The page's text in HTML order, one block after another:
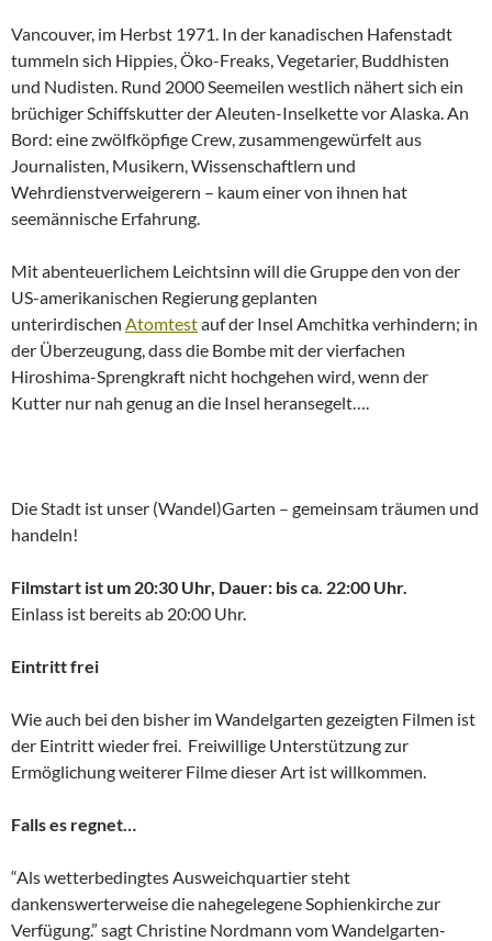
Vancouver, im Herbst 1971. In der kanadischen Hafenstadt
tummeln sich Hippies, Öko-Freaks, Vegetarier, Buddhisten
und Nudisten. Rund 2000 Seemeilen westlich nähert sich ein
brüchiger Schiffskutter der Aleuten-Inselkette vor Alaska. An
Bord: eine zwölfköpfige Crew, zusammengewürfelt aus
Journalisten, Musikern, Wissenschaftlern und
Wehrdienstverweigerern – kaum einer von ihnen hat
seemännische Erfahrung.
Mit abenteuerlichem Leichtsinn will die Gruppe den von der
US-amerikanischen Regierung geplanten
unterirdischen Atomtestauf der Insel Amchitka verhindern; in
der Überzeugung, dass die Bombe mit der vierfachen
Hiroshima-Sprengkraft nicht hochgehen wird, wenn der
Kutter nur nah genug an die Insel heransegelt….
Die Stadt ist unser (Wandel)Garten – gemeinsam träumen und
handeln!
Filmstart ist um 20:30 Uhr, Dauer: bis ca. 22:00 Uhr.
Einlass ist bereits ab 20:00 Uhr.
Eintritt frei
Wie auch bei den bisher im Wandelgarten gezeigten Filmen ist
der Eintritt wieder frei. Freiwillige Unterstützung zur
Ermöglichung weiterer Filme dieser Art ist willkommen.
Falls es regnet…
“Als wetterbedingtes Ausweichquartier steht
dankenswerterweise die nahegelegene Sophienkirche zur
Verfügung.” sagt Christine Nordmann vom Wandelgarten-